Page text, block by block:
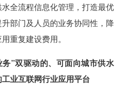
全流程信息化管理，打造最优
部门及人员的业务协同性，降
重复建设费用。
”双驱动的、可面向城市供水
业互联网行业应用平台